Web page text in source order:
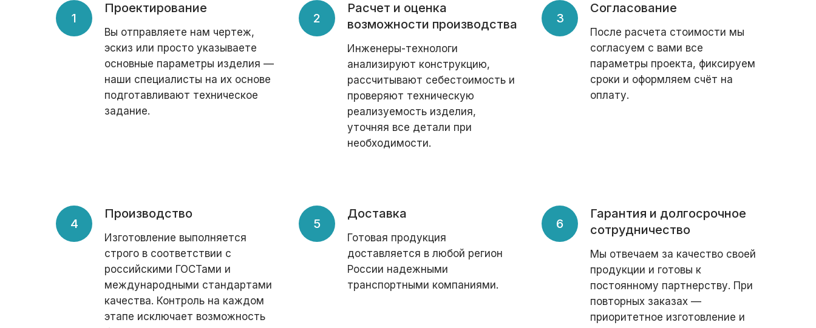
Проектирование
Вы отправляете нам чертеж,
эскиз или просто указываете
основные параметры изделия —
наши специалисты на их основе
подготавливают техническое
задание.
Расчет и оценка
возможности производства
Инженеры-технологи
анализируют конструкцию,
рассчитывают себестоимость и
проверяют техническую
реализуемость изделия,
уточняя все детали при
необходимости.
Согласование
После расчета стоимости мы
согласуем с вами все
параметры проекта, фиксируем
сроки и оформляем счёт на
оплату.
Производство
Изготовление выполняется
строго в соответствии с
российскими ГОСТами и
международными стандартами
качества. Контроль на каждом
этапе исключает возможность
Доставка
Готовая продукция
доставляется в любой регион
России надежными
транспортными компаниями.
Гарантия и долгосрочное
сотрудничество
Мы отвечаем за качество своей
продукции и готовы к
постоянному партнерству. При
повторных заказах —
приоритетное изготовление и